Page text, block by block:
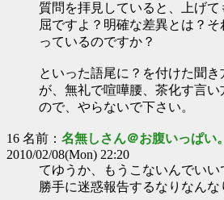
質問を拝見していると、上げ
屈ですよ？明確な差異とは？
っているのですか？
といった語尾に？を付けた聞
が、無礼で喧嘩腰、茶化す言
ので、やらないで下さい。
16 名前： 名無しさん＠お腹いっぱい
2010/02/08(Mon) 22:20
てゆうか、もうこないんでいい
勝手に迷惑報告するなりなんな